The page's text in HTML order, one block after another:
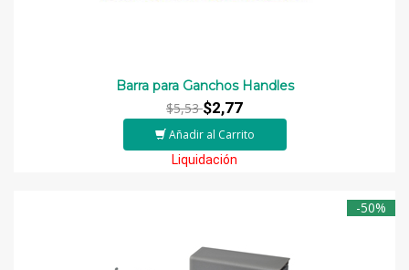
Barra para Ganchos Handles
$5,53$2,77
Añadir al Carrito
Liquidación
-50%